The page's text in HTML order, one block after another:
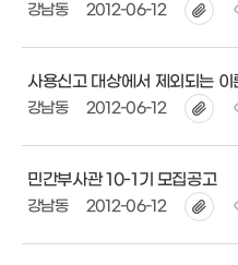
강남동 2012-06-12
강남동 2012-06-12
민간부사관 10-1기 모집공고
강남동 2012-06-12